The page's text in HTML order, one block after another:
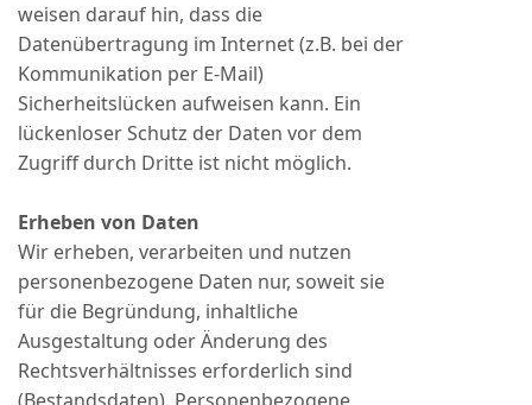
weisen darauf hin, dass die
Datenübertragung im Internet (z.B. bei der
Kommunikation per E-Mail)
Sicherheitslücken aufweisen kann. Ein
lückenloser Schutz der Daten vor dem
Zugriff durch Dritte ist nicht möglich.
Erheben von Daten
Wir erheben, verarbeiten und nutzen
personenbezogene Daten nur, soweit sie
für die Begründung, inhaltliche
Ausgestaltung oder Änderung des
Rechtsverhältnisses erforderlich sind